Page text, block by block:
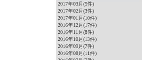
2017年03月(5件)
2017年02月(3件)
2017年01月(10件)
2016年12月(17件)
2016年11月(8件)
2016年10月(13件)
2016年09月(7件)
2016年08月(11件)